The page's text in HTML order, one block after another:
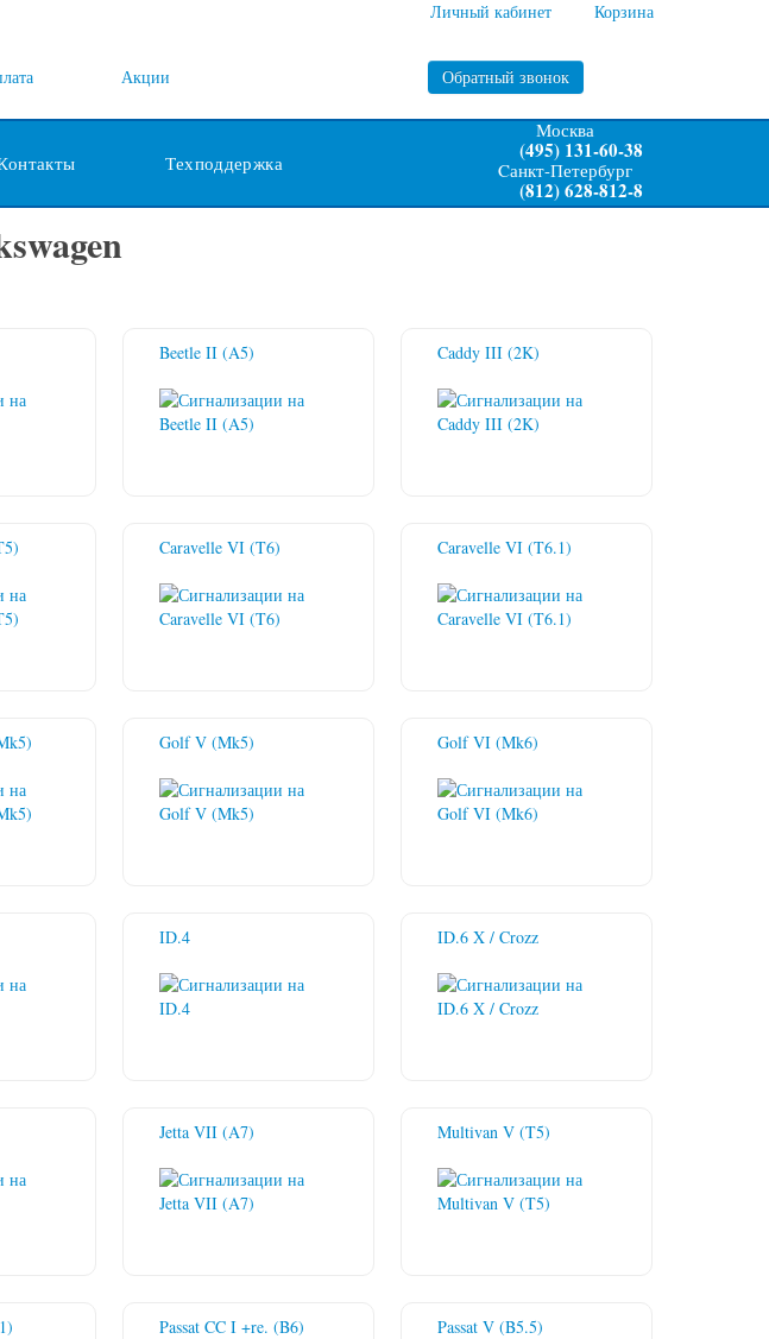
Корзина
Личный кабинет
Акции Обратный звонок
Техподдержка
Москва
(495) 131-60-38
Cанкт-Петербург
(812) 628-812-8
Beetle II (A5) Caddy III (2K)
Caravelle VI (T6) Caravelle VI (T6.1)
Golf V (Mk5) Golf VI (Mk6)
ID.4 ID.6 X / Crozz
Jetta VII (A7) Multivan V (T5)
Passat CC I +re. (B6) Passat V (B5.5)